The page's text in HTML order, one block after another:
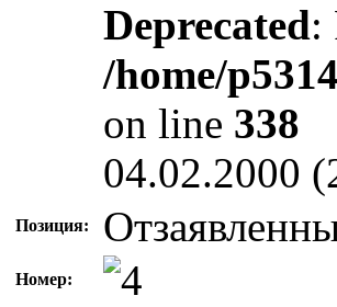
Deprecated:
/home/
on line 338
04.02.2000
Позиция:
Номер: